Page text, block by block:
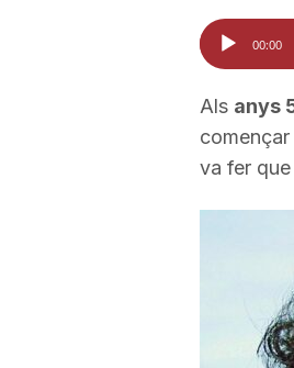
d'àudio
00:00
Als anys
començar
va fer que